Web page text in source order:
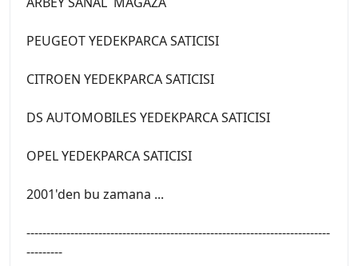
PEUGEOT YEDEKPARCA SATICISI
CITROEN YEDEKPARCA SATICISI
DS AUTOMOBILES YEDEKPARCA SATICISI
OPEL YEDEKPARCA SATICISI
2001'den bu zamana ...
----------------------------------------------------------------------------
---------